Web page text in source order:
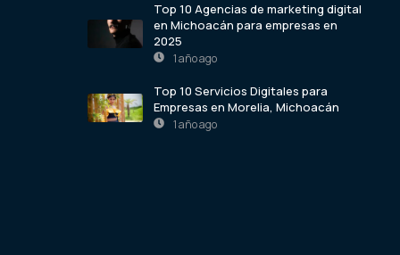
Top 10 Agencias de marketing digital
en Michoacán para empresas en
2025
1 año ago
Top 10 Servicios Digitales para
Empresas en Morelia, Michoacán
1 año ago